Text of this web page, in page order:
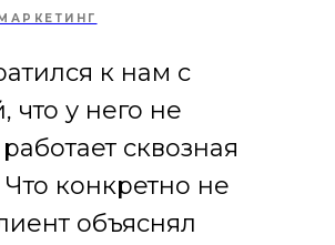
к нам с
что у него не
сквозная
конкретно не
объяснял